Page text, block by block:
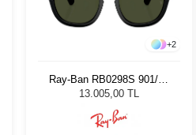
+2
Ray-Ban RB0298S 901/31
53 Unisex Güneş Gözlüğü
13.005,00 TL